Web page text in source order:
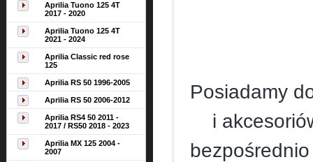
Aprilia Tuono 125 4T
2017 - 2020
Aprilia Tuono 125 4T
2021 - 2024
Aprilia Classic red rose
125
Aprilia RS 50 1996-2005
Aprilia RS 50 2006-2012
Aprilia RS4 50 2011 -
2017 / RS50 2018 - 2023
Aprilia MX 125 2004 -
2007
Posiadamy
i